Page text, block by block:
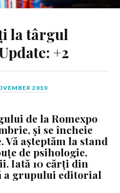
la târgul
+2
2010
de la Romexpo
și se încheie
Vă așteptăm la stand
de psihologie,
Iată 10 cărți din
a grupului editorial